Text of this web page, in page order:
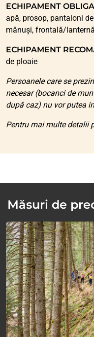
ECHIPAMENT
apă, prosop, pantaloni
mănuși, frontală/
ECHIPAMENT
de ploaie
Persoanele care se
necesar (bocanci de
după caz) nu vor putea
Pentru mai multe detalii
Măsuri de